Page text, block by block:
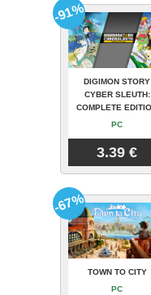
DIGIMON STORY
CYBER SLEUTH:
COMPLETE
PC
3.39 €
-91%
TOWN TO CITY
PC
-67%